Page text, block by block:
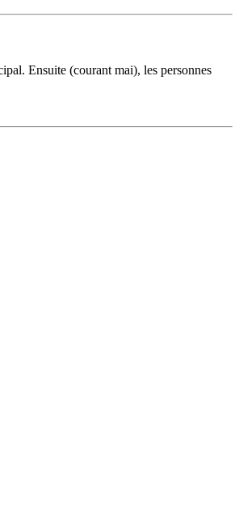
Ensuite (courant mai), les personnes